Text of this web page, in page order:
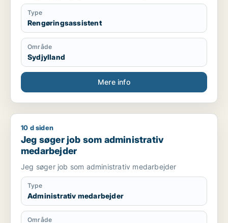
Type
Rengøringsassistent
Område
Sydjylland
Mere info
Jeg søger job som administrativ medarbejder
10 d siden
Jeg søger job som administrativ
medarbejder
Jeg søger job som administrativ medarbejder
Type
Administrativ medarbejder
Område